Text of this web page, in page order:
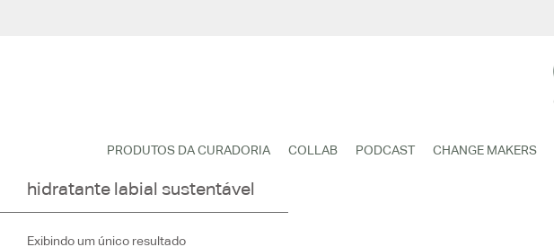
PRODUTOS DA CURADORIA COLLAB PODCAST CHANGE MAKERS
hidratante labial sustentável
Exibindo um único resultado